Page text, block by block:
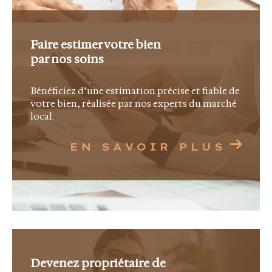
Afin de vous offrir une visibilité optimale, La
Canopée Immobilier est adhérente à la FNAIM
et membre actif du MLS Côte d'Azur, un réseau
regroupant plus de 500 agences immobilières
dans les Alpes-Maritimes et le Var. Cette
collaboration nous permet de diffuser nos
exclusivités auprès d'un large portefeuille
d'acquéreurs qualifiés.
Une agence ouverte sur
l'international
La Côte d'Azur attire une clientèle venue du
monde entier. Notre équipe vous accompagne
en français, en anglais et en italien afin de
Faire estimer votre bien
par nos soins
Bénéficiez d’une estimation précise et fiable de
votre bien, réalisée par nos experts du marché
local.
EN SAVOIR PLUS
Devenez propriétaire de